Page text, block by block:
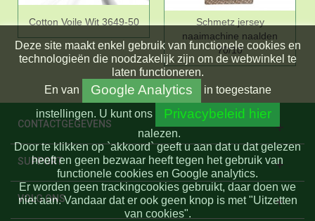
Cotton Voile Wit 3649-50
Schmetz jersey
naaimachine naalden
70/10
CONTACTGEGEVENS
SUPPORT
VOLG ONS
Deze site maakt enkel gebruik van functionele cookies en
technologieën die noodzakelijk zijn om de webwinkel te
laten functioneren.
En van Google Analytics
in toegestane
instellingen. U kunt ons Privacybeleid hier
nalezen.
Door te klikken op `akkoord` geeft u aan dat u dat gelezen
heeft en geen bezwaar heeft tegen het gebruik van
functionele cookies en Google analytics.
Er worden geen trackingcookies gebruikt, daar doen we
niet aan. Vandaar dat er ook geen knop is met "Uitzetten
van cookies".